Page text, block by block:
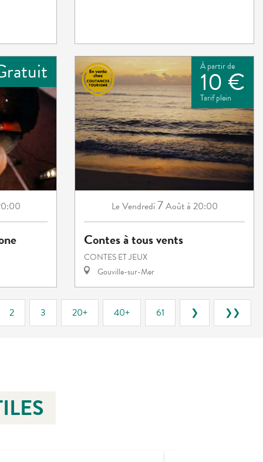
À partir de
10 €
Tarif plein
Le Vendredi7Aoûtà 20:00
Contes à tous vents
CONTES ET JEUX
Gouville-sur-Mer
2 3 20+ 40+ 61 ❯ ❯❯